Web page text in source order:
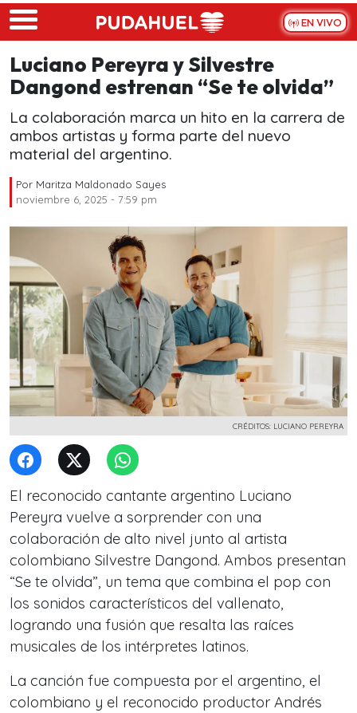
Skip to main content
EN VIVO
Luciano Pereyra y Silvestre
Dangond estrenan “Se te olvida”
La colaboración marca un hito en la carrera de
ambos artistas y forma parte del nuevo
material del argentino.
Por Maritza Maldonado Sayes
noviembre 6, 2025 - 7:59 pm
CRÉDITOS: LUCIANO PEREYRA
El reconocido cantante argentino Luciano
Pereyra vuelve a sorprender con una
colaboración de alto nivel junto al artista
colombiano Silvestre Dangond. Ambos presentan
“Se te olvida”, un tema que combina el pop con
los sonidos característicos del vallenato,
logrando una fusión que resalta las raíces
musicales de los intérpretes latinos.
La canción fue compuesta por el argentino, el
colombiano y el reconocido productor Andrés